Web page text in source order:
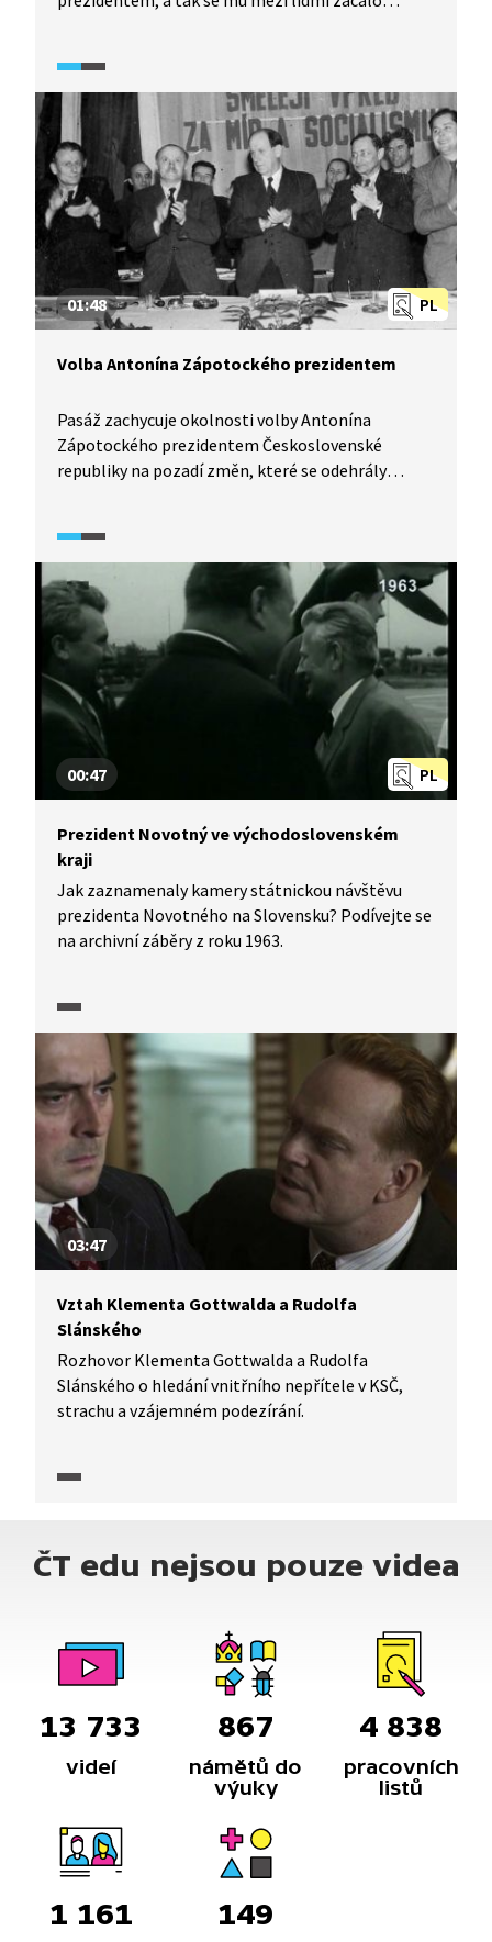
PL
01:48
Volba Antonína Zápotockého prezidentem
Pasáž zachycuje okolnosti volby Antonína
Zápotockého prezidentem Československé
republiky na pozadí změn, které se odehrály
PL
00:47
Prezident Novotný ve východoslovenském
kraji
Jak zaznamenaly kamery státnickou návštěvu
prezidenta Novotného na Slovensku? Podívejte se
na archivní záběry z roku 1963.
03:47
Vztah Klementa Gottwalda a Rudolfa
Slánského
Rozhovor Klementa Gottwalda a Rudolfa
Slánského o hledání vnitřního nepřítele v KSČ,
strachu a vzájemném podezírání.
ČT edu nejsou pouze videa
13 733
videí
867
námětů do
výuky
4 838
pracovních
listů
1 161 149